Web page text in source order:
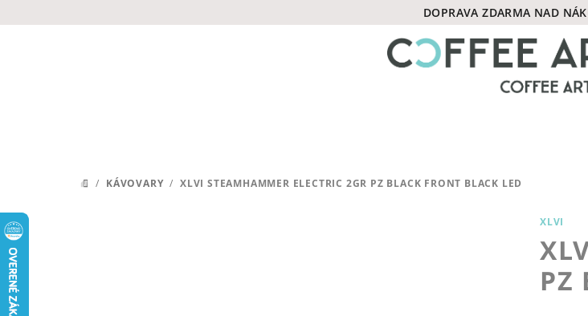
na
DOPRAVA ZDARMA NAD
DOMOV
/ KÁVOVARY / XLVI STEAMHAMMER ELECTRIC 2GR PZ BLACK FRONT BLACK LED
XLVI
PZ